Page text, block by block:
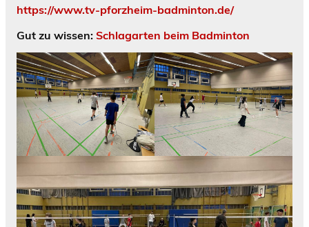
https://www.tv-pforzheim-badminton.de/
Gut zu wissen: Schlagarten beim Badminton